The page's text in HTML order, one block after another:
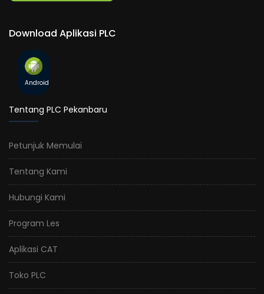
Download Aplikasi PLC
Android
Tentang PLC Pekanbaru
Petunjuk Memulai
Tentang Kami
Hubungi Kami
Program Les
Aplikasi CAT
Toko PLC